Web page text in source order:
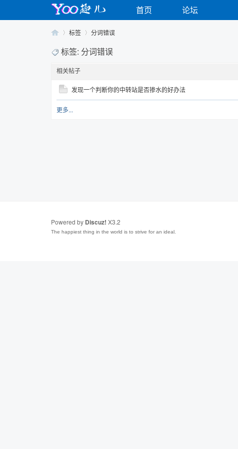
首页 论坛
Yo›
标签 分词错误
标签: 分词错误
相关帖子
发现一个判断你的中转站是否掺水的好办法
更多...
Powered by Discuz! X3.2
The happiest thing in the world is to strive for an ideal.